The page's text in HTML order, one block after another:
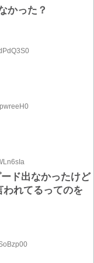
かった？
ド出なかったけど
われてるってのを